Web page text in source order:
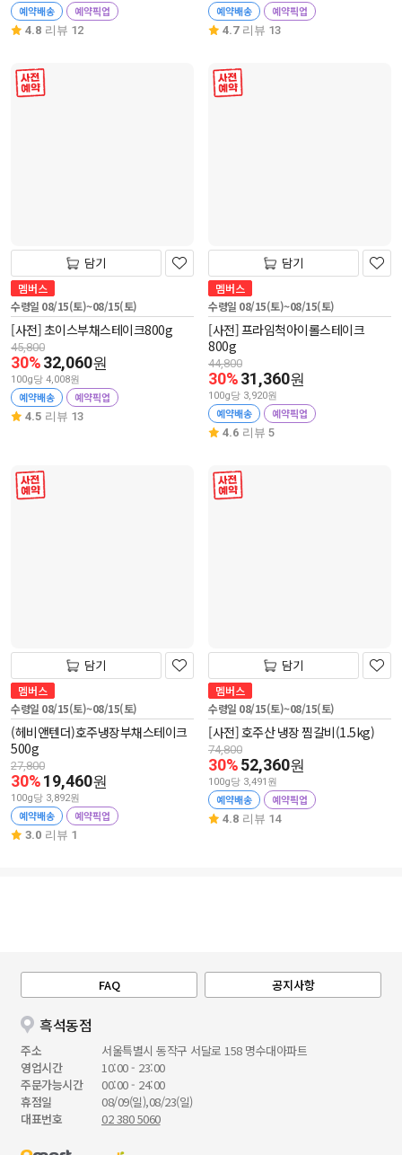
예약배송 예약픽업
4.8 리뷰 12
예약배송 예약픽업
4.7 리뷰 13
담기
멤버스
수령일 08/15(토)~08/15(토)
[사전] 초이스부채스테이크800g
45,800
30%32,060원
100g당 4,008원
예약배송 예약픽업
4.5 리뷰 13
담기
멤버스
수령일 08/15(토)~08/15(토)
[사전] 프라임척아이롤스테이크
800g
44,800
30%31,360원
100g당 3,920원
예약배송 예약픽업
4.6 리뷰 5
담기
멤버스
수령일 08/15(토)~08/15(토)
(헤비앤텐더)호주냉장부채스테이크
500g
27,800
30%19,460원
100g당 3,892원
예약배송 예약픽업
3.0 리뷰 1
담기
멤버스
수령일 08/15(토)~08/15(토)
[사전] 호주산 냉장 찜갈비(1.5kg)
74,800
30%52,360원
100g당 3,491원
예약배송 예약픽업
4.8 리뷰 14
FAQ 공지사항
흑석동점
주소
서울특별시 동작구 서달로 158 명수대아파트
영업시간
10:00 - 23:00
주문가능시간
00:00 - 24:00
휴점일
08/09(일),08/23(일)
대표번호
02 380 5060